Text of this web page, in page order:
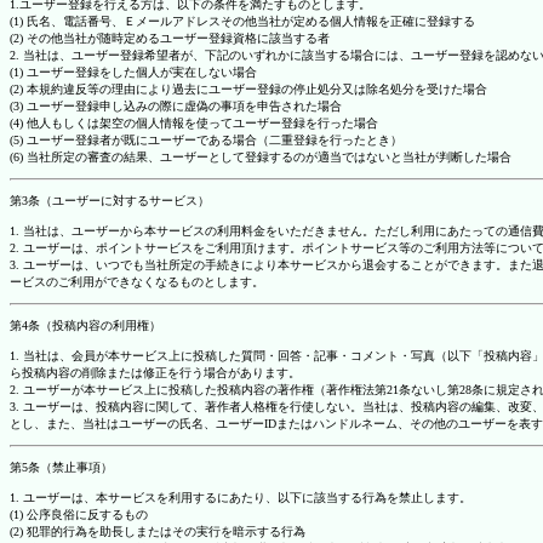
1.ユーザー登録を行える方は、以下の条件を満たすものとします。
(1) 氏名、電話番号、Ｅメールアドレスその他当社が定める個人情報を正確に登録する
(2) その他当社が随時定めるユーザー登録資格に該当する者
2. 当社は、ユーザー登録希望者が、下記のいずれかに該当する場合には、ユーザー登録を認め
(1) ユーザー登録をした個人が実在しない場合
(2) 本規約違反等の理由により過去にユーザー登録の停止処分又は除名処分を受けた場合
(3) ユーザー登録申し込みの際に虚偽の事項を申告された場合
(4) 他人もしくは架空の個人情報を使ってユーザー登録を行った場合
(5) ユーザー登録者が既にユーザーである場合（二重登録を行ったとき）
(6) 当社所定の審査の結果、ユーザーとして登録するのが適当ではないと当社が判断した場合
第3条（ユーザーに対するサービス）
1. 当社は、ユーザーから本サービスの利用料金をいただきません。ただし利用にあたっての通
2. ユーザーは、ポイントサービスをご利用頂けます。ポイントサービス等のご利用方法等につい
3. ユーザーは、いつでも当社所定の手続きにより本サービスから退会することができます。ま
ービスのご利用ができなくなるものとします。
第4条（投稿内容の利用権）
1. 当社は、会員が本サービス上に投稿した質問・回答・記事・コメント・写真（以下「投稿内
ら投稿内容の削除または修正を行う場合があります。
2. ユーザーが本サービス上に投稿した投稿内容の著作権（著作権法第21条ないし第28条に規定
3. ユーザーは、投稿内容に関して、著作者人格権を行使しない。当社は、投稿内容の編集、改
とし、また、当社はユーザーの氏名、ユーザーIDまたはハンドルネーム、その他のユーザーを表
第5条（禁止事項）
1. ユーザーは、本サービスを利用するにあたり、以下に該当する行為を禁止します。
(1) 公序良俗に反するもの
(2) 犯罪的行為を助長しまたはその実行を暗示する行為